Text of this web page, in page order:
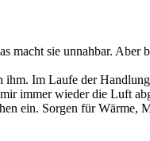
sie unnahbar.
Im Laufe der
immer wieder die Luft
ein. Sorgen für